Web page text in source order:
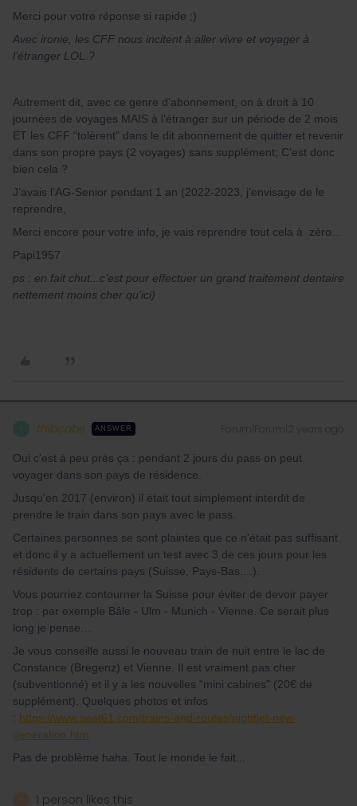
Merci pour votre réponse si rapide ;)
Avec ironie, les CFF nous incitent à aller vivre et voyager à
l’étranger LOL ?
Autrement dit, avec ce genre d’abonnement, on à droit à 10
journées de voyages MAIS à l’étranger sur un période de 2 mois
ET les CFF “tolèrent” dans le dit abonnement de quitter et revenir
dans son propre pays (2 voyages) sans supplément; C’est donc
bien cela ?
J’avais l’AG-Senior pendant 1 an (2022-2023, j’envisage de le
reprendre,
Merci encore pour votre info, je vais reprendre tout cela à zéro...
Papi1957
ps : en fait chut...c’est pour effectuer un grand traitement dentaire
nettement moins cher qu’ici)
thibcabe ANSWER
Oui c'est à peu près ça : pendant 2 jours du pass on peut
voyager dans son pays de résidence.
Jusqu'en 2017 (environ) il était tout simplement interdit de
prendre le train dans son pays avec le pass.
Certaines personnes se sont plaintes que ce n'était pas suffisant
et donc il y a actuellement un test avec 3 de ces jours pour les
résidents de certains pays (Suisse, Pays-Bas,...).
Vous pourriez contourner la Suisse pour éviter de devoir payer
trop : par exemple Bâle - Ulm - Munich - Vienne. Ce serait plus
long je pense…
Je vous conseille aussi le nouveau train de nuit entre le lac de
Constance (Bregenz) et Vienne. Il est vraiment pas cher
(subventionné) et il y a les nouvelles "mini cabines" (20€ de
supplément). Quelques photos et infos
: https://www.seat61.com/trains-and-routes/nightjet-new-
generation.htm
Pas de problème haha. Tout le monde le fait...
1 person likes this